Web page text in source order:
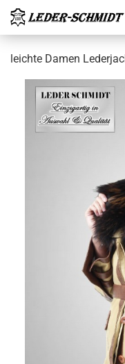
leich­te Damen